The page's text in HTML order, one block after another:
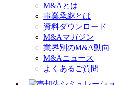
M&Aとは
事業承継とは
資料ダウンロード
M&Aマガジン
業界別のM&A動向
M&Aニュース
よくあるご質問